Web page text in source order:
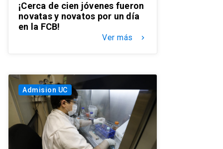
¡Cerca de cien jóvenes fueron
novatas y novatos por un día
en la FCB!
Ver más keyboard_arrow_right
Admision UC